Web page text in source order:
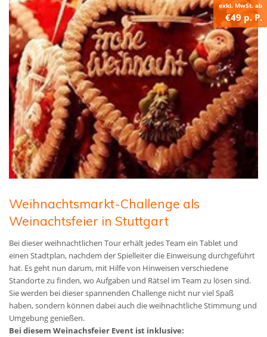
exkl. MwSt. ab
€49 p. P.
Weihnachtsmarkt-Challenge als
Weinachtsfeier in Stuttgart
Bei dieser weihnachtlichen Tour erhält jedes Team ein Tablet und
einen Stadtplan, nachdem der Spielleiter die Einweisung durchgeführt
hat. Es geht nun darum, mit Hilfe von Hinweisen verschiedene
Standorte zu finden, wo Aufgaben und Rätsel im Team zu lösen sind.
Sie werden bei dieser spannenden Challenge nicht nur viel Spaß
haben, sondern können dabei auch die weihnachtliche Stimmung und
Umgebung genießen.
Bei diesem Weinachsfeier Event ist inklusive: